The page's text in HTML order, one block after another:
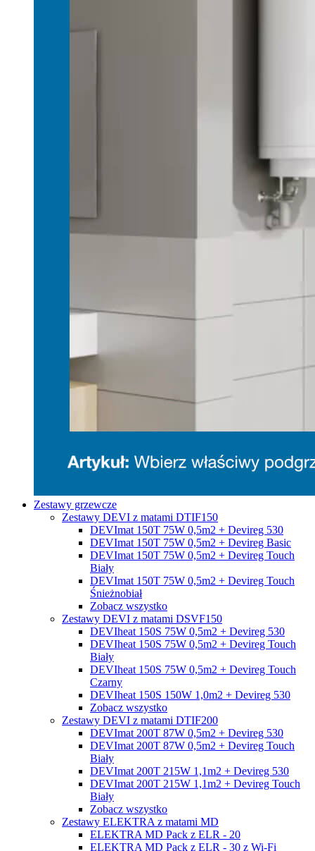
Zestawy grzewcze
Zestawy DEVI z matami DTIF150
DEVImat 150T 75W 0,5m2 + Devireg 530
DEVImat 150T 75W 0,5m2 + Devireg Basic
DEVImat 150T 75W 0,5m2 + Devireg Touch
Biały
DEVImat 150T 75W 0,5m2 + Devireg Touch
Śnieżnobiał
Zobacz wszystko
Zestawy DEVI z matami DSVF150
DEVIheat 150S 75W 0,5m2 + Devireg 530
DEVIheat 150S 75W 0,5m2 + Devireg Touch
Biały
DEVIheat 150S 75W 0,5m2 + Devireg Touch
Czarny
DEVIheat 150S 150W 1,0m2 + Devireg 530
Zobacz wszystko
Zestawy DEVI z matami DTIF200
DEVImat 200T 87W 0,5m2 + Devireg 530
DEVImat 200T 87W 0,5m2 + Devireg Touch
Biały
DEVImat 200T 215W 1,1m2 + Devireg 530
DEVImat 200T 215W 1,1m2 + Devireg Touch
Biały
Zobacz wszystko
Zestawy ELEKTRA z matami MD
ELEKTRA MD Pack z ELR - 20
ELEKTRA MD Pack z ELR - 30 z Wi-Fi